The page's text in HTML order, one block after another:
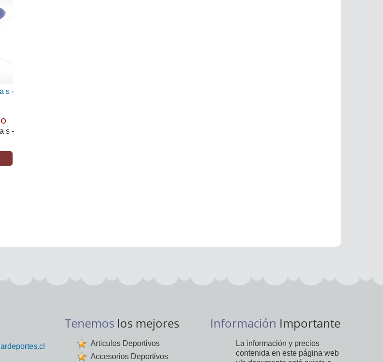
s -
s -
Tenemos los mejores
Articulos Deportivos
Accesorios Deportivos
Información Importante
La información y precios
contenida en este página web